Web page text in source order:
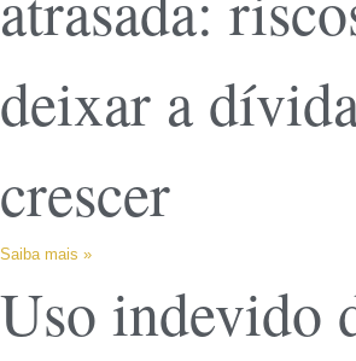
deixar a
crescer
Saiba mais »
Uso indevido